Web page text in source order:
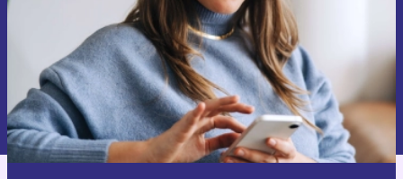
Gutschein anfordern
Informationen über die Verwendung personenbezogener Daten findest
du in unserer
Datenschutzerklärung.